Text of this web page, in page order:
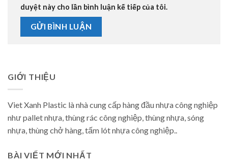
duyệt này cho lần bình luận kế tiếp của tôi.
GIỚI THIỆU
Viet Xanh Plastic là nhà cung cấp hàng đầu nhựa công nghiệp
như pallet nhựa, thùng rác công nghiệp, thùng nhựa, sóng
nhựa, thùng chở hàng, tấm lót nhựa công nghiệp..
BÀI VIẾT MỚI NHẤT